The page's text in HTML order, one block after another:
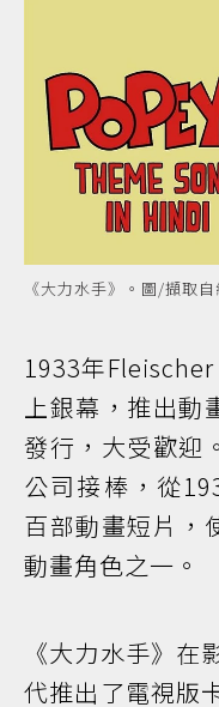
《大力水手》。圖/擷取
1933年
上銀幕，推出動
發行，大受歡迎
公司接棒，從
百部動畫短片，
動畫角色之一。
《大力水手》在
代推出了電視版